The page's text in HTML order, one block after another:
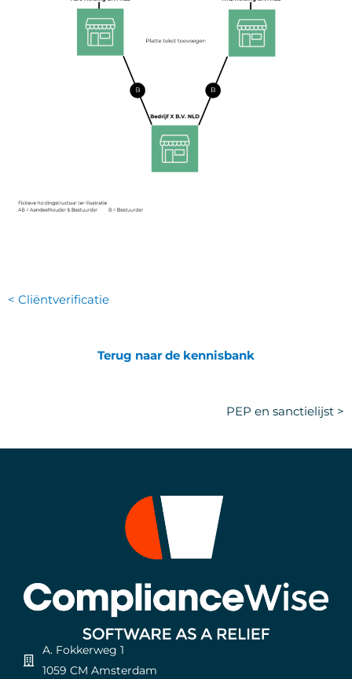
< Cliëntverificatie
Terug naar de kennisbank
PEP en sanctielijst >
A. Fokkerweg 1
1059 CM Amsterdam